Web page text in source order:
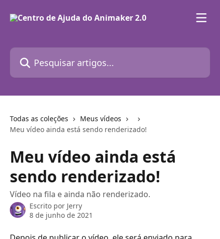
Pesquisar artigos...
Todas as coleções
Meus vídeos
Meu vídeo ainda está sendo renderizado!
Meu vídeo ainda está
sendo renderizado!
Vídeo na fila e ainda não renderizado.
Escrito por Jerry
8 de junho de 2021